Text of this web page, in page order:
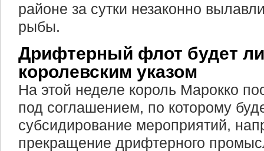
районе за сутки незаконно
рыбы.
Дрифтерный флот будет
королевским указом
На этой неделе король Марокко
под соглашением, по которому
субсидирование мероприятий,
прекращение дрифтерного